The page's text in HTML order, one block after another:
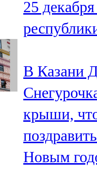
25
В Казани
крыши,
Новым